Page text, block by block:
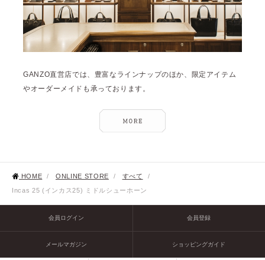
GANZO直営店では、豊富なラインナップのほか、限定アイテム
やオーダーメイドも承っております。
HOME / ONLINE STORE / すべて
/
Incas 25 (インカス25) ミドルシューホーン
会員ログイン 会員登録
メールマガジン ショッピングガイド